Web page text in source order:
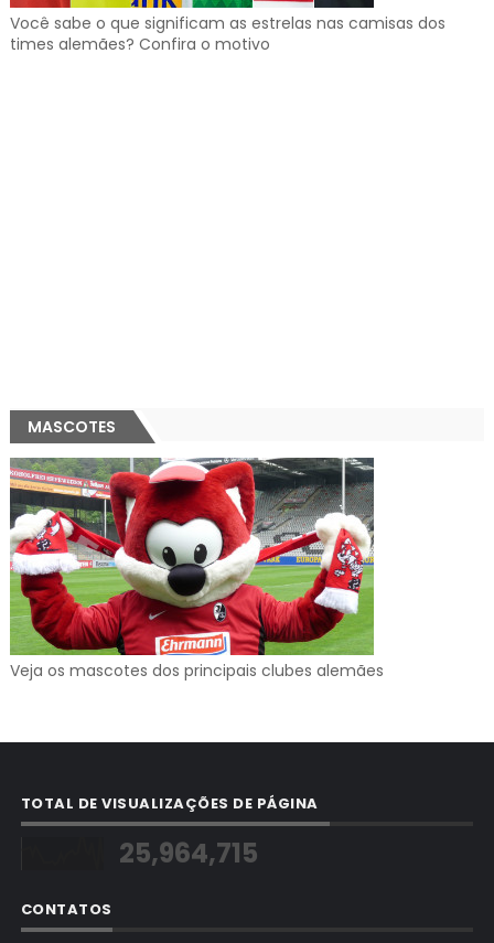
Você sabe o que significam as estrelas nas camisas dos
times alemães? Confira o motivo
MASCOTES
Veja os mascotes dos principais clubes alemães
TOTAL DE VISUALIZAÇÕES DE PÁGINA
25,964,715
CONTATOS